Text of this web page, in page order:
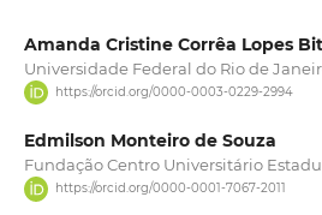
Amanda Cristine Corrêa Lopes
Universidade Federal do Rio de
https://orcid.org/0000-0003-0229-2994
Edmilson Monteiro de Souza
Fundação Centro Universitário
https://orcid.org/0000-0001-7067-2011